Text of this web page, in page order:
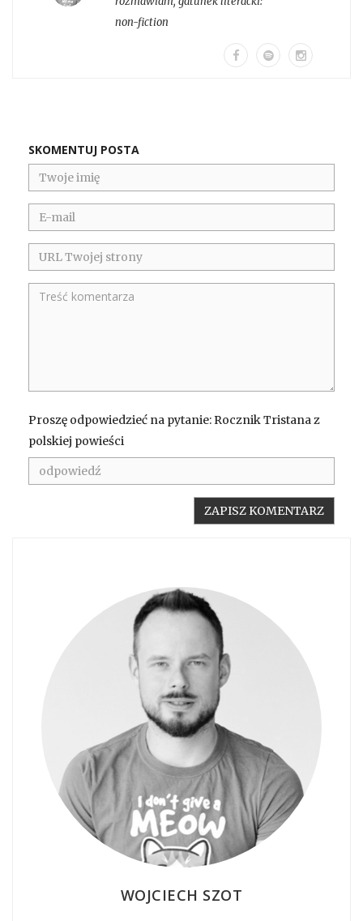
non-fiction
SKOMENTUJ POSTA
Proszę odpowiedzieć na pytanie: Rocznik Tristana z
polskiej powieści
WOJCIECH SZOT